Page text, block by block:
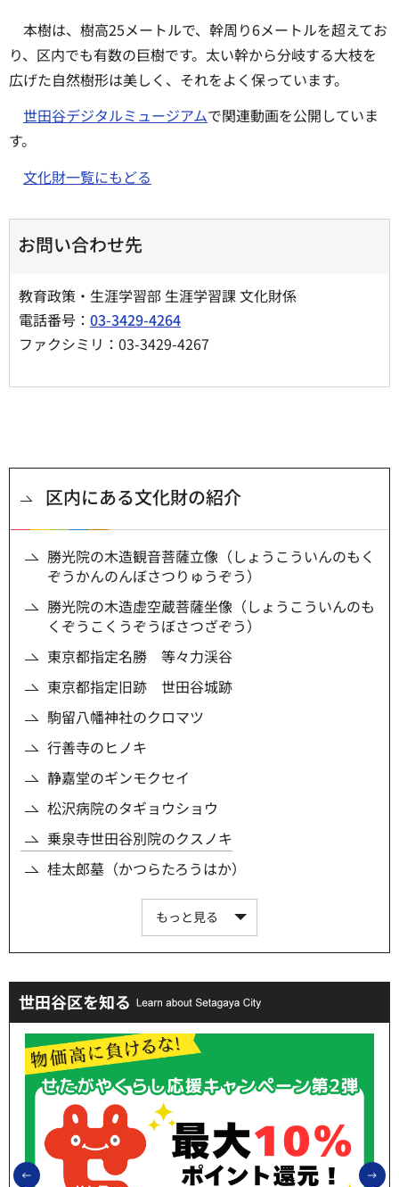
本樹は、樹高25メートルで、幹周り6メートルを超えてお
り、区内でも有数の巨樹です。太い幹から分岐する大枝を
広げた自然樹形は美しく、それをよく保っています。
世田谷デジタルミュージアムで関連動画を公開していま
す。
文化財一覧にもどる
お問い合わせ先
教育政策・生涯学習部 生涯学習課 文化財係
電話番号： 03-3429-4264
ファクシミリ：03-3429-4267
区内にある文化財の紹介
勝光院の木造観音菩薩立像（しょうこういんのもく
ぞうかんのんぼさつりゅうぞう）
勝光院の木造虚空蔵菩薩坐像（しょうこういんのも
くぞうこくうぞうぼさつざぞう）
東京都指定名勝 等々力渓谷
東京都指定旧跡 世田谷城跡
駒留八幡神社のクロマツ
行善寺のヒノキ
静嘉堂のギンモクセイ
松沢病院のタギョウショウ
乗泉寺世田谷別院のクスノキ
桂太郎墓（かつらたろうはか）
もっと見る
世田谷区を知る
前のスライドを表示